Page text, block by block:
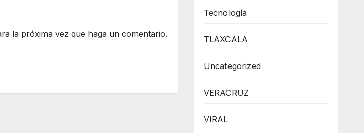
la próxima vez que haga un comentario.
Tecnología
TLAXCALA
Uncategorized
VERACRUZ
VIRAL